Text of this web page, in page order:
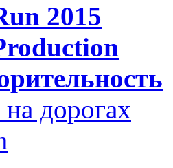
2015
дорогах